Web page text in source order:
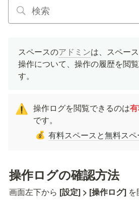
スペースのアドミンは、スペー
操作について、操作の履歴を閲
す。
⚠️ 操作ログを閲覧できるのは
です。
💰 有料スペースと無料スペ
操作ログの確認方法
画面左下から [設定] > [操作ログ] を